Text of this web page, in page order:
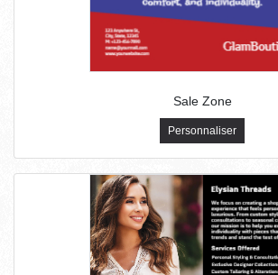
Sale Zone
Personnaliser